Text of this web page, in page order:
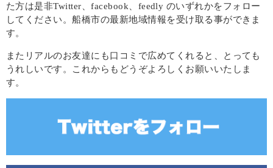
た方は是非Twitter、facebook、feedly のいずれかをフォロー
してください。船橋市の最新地域情報を受け取る事ができま
す。
またリアルのお友達にも口コミで広めてくれると、とっても
うれしいです。これからもどうぞよろしくお願いいたしま
す。